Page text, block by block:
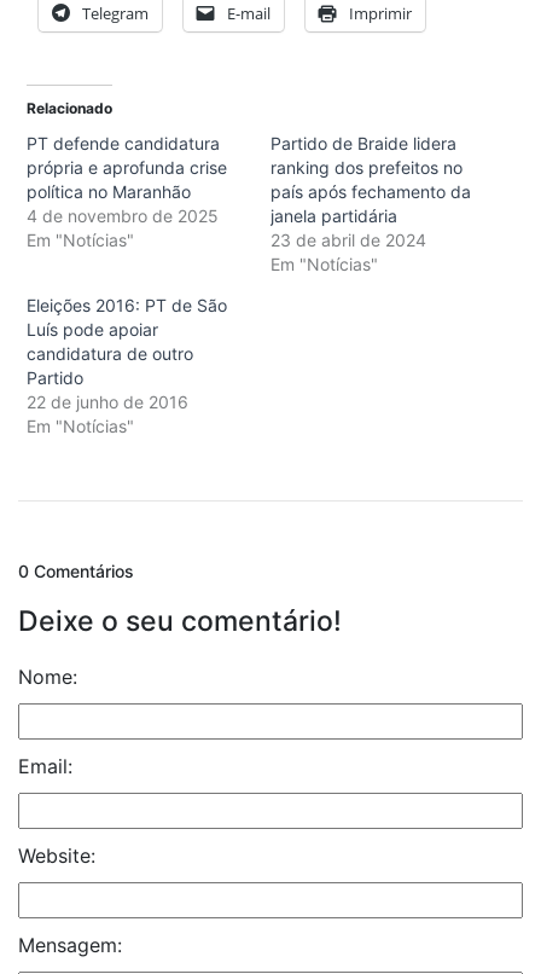
Telegram E-mail Imprimir
Relacionado
PT defende candidatura
própria e aprofunda crise
política no Maranhão
4 de novembro de 2025
Em "Notícias"
Partido de Braide lidera
ranking dos prefeitos no
país após fechamento da
janela partidária
23 de abril de 2024
Em "Notícias"
Eleições 2016: PT de São
Luís pode apoiar
candidatura de outro
Partido
22 de junho de 2016
Em "Notícias"
0 Comentários
Deixe o seu comentário!
Nome:
Email:
Website:
Mensagem: